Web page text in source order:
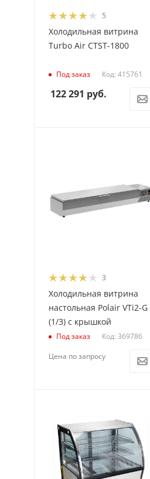
5
Холодильная витрина
Turbo Air CTST-1800
Под заказ Код: 415761
122 291 руб.
3
Холодильная витрина
настольная Polair VTi2-G
(1/3) с крышкой
Под заказ Код: 369786
Цена по запросу